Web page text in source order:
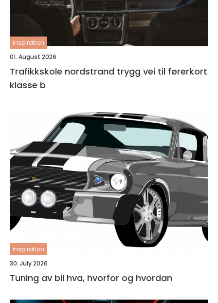
inspiration
01. August 2026
Trafikkskole nordstrand trygg vei til førerkort
klasse b
inspiration
30. July 2026
Tuning av bil hva, hvorfor og hvordan